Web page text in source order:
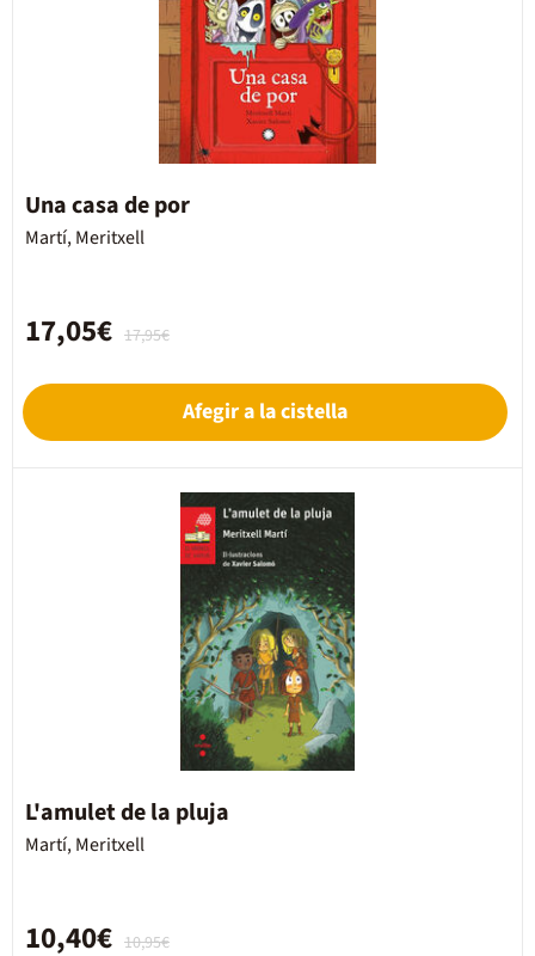
Una casa de por
Martí, Meritxell
17,95€
17,05€
Afegir a la cistella
L'amulet de la pluja
Martí, Meritxell
10,95€
10,40€